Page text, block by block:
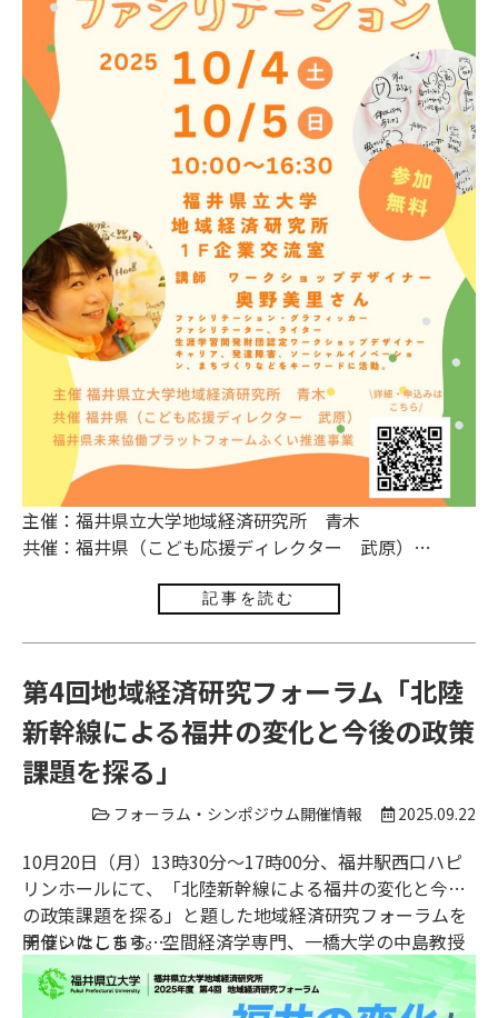
主催：福井県立大学地域経済研究所 青木
共催：福井県（こども応援ディレクター 武原）
記事を読む
第4回地域経済研究フォーラム「北陸
新幹線による福井の変化と今後の政策
課題を探る」
フォーラム・シンポジウム開催情報 2025.09.22
10月20日（月）13時30分～17時00分、福井駅西口ハピ
リンホールにて、「北陸新幹線による福井の変化と今後
の政策課題を探る」と題した地域経済研究フォーラムを
開催いたします。空間経済学専門、一橋大学の中島教授
からは高速鉄道と地域経済との関係について、福井県観
光連盟の佐竹様と福井県クリエイター協会の坂田様から
チラシはこちら
お申込みは
こちら